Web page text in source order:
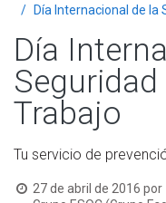
Día Internacional de la
Día
Seguridad
Trabajo
Tu servicio de
27 de abril de 2016 por